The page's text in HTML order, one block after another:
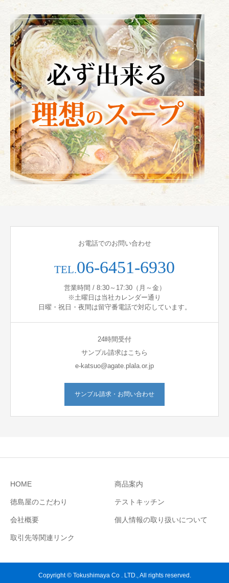
お電話でのお問い合わせ
TEL.06-6451-6930
営業時間 / 8:30～17:30（月～金）
※土曜日は当社カレンダー通り
日曜・祝日・夜間は留守番電話で対応しています。
24時間受付
サンプル請求はこちら
e-katsuo@agate.plala.or.jp
サンプル請求・お問い合わせ
HOME 商品案内
徳島屋のこだわり テストキッチン
会社概要 個人情報の取り扱いについて
取引先等関連リンク
Copyright © Tokushimaya Co . LTD., All rights reserved.